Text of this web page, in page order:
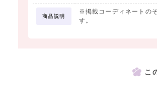
商品説明
※掲載コーディネートの
す。
こ